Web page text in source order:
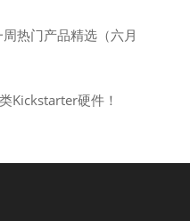
热门产品精选（六月
Kickstarter硬件！